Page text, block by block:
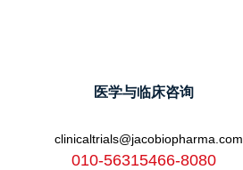
医学与临床咨询
clinicaltrials@jacobiopharma.com
010-56315466-8080